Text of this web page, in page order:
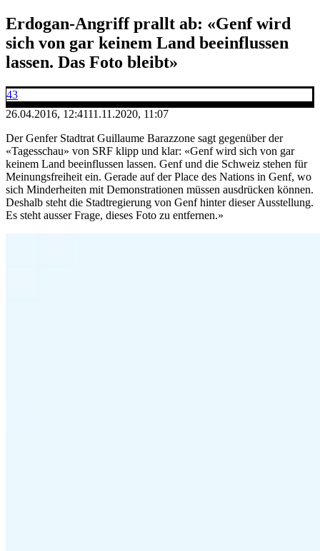
Erdogan-Angriff prallt ab: «Genf wird
sich von gar keinem Land beeinflussen
lassen. Das Foto bleibt»
43
26.04.2016, 12:4111.11.2020, 11:07
Der Genfer Stadtrat Guillaume Barazzone sagt gegenüber der
«Tagesschau» von SRF klipp und klar: «Genf wird sich von gar
keinem Land beeinflussen lassen. Genf und die Schweiz stehen für
Meinungsfreiheit ein. Gerade auf der Place des Nations in Genf, wo
sich Minderheiten mit Demonstrationen müssen ausdrücken können.
Deshalb steht die Stadtregierung von Genf hinter dieser Ausstellung.
Es steht ausser Frage, dieses Foto zu entfernen.»